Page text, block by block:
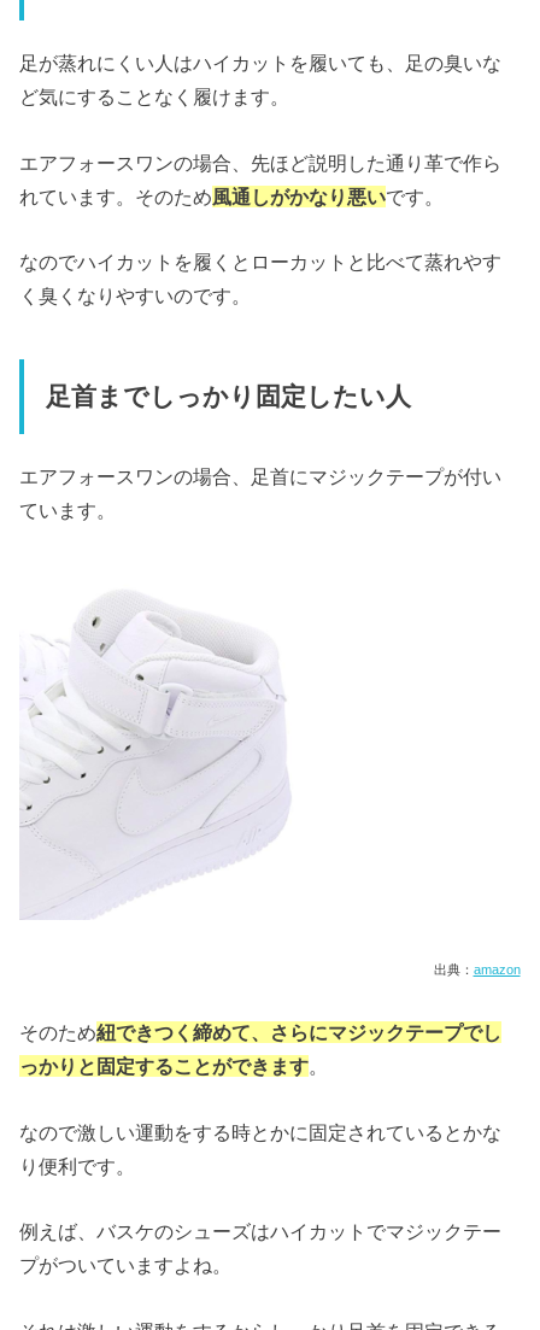
足が蒸れにくい人はハイカットを履いても、足の臭いな
ど気にすることなく履けます。
エアフォースワンの場合、先ほど説明した通り革で作ら
れています。そのため風通しがかなり悪いです。
なのでハイカットを履くとローカットと比べて蒸れやす
く臭くなりやすいのです。
足首までしっかり固定したい人
エアフォースワンの場合、足首にマジックテープが付い
ています。
出典： amazon
そのため紐できつく締めて、さらにマジックテープでし
っかりと固定することができます。
なので激しい運動をする時とかに固定されているとかな
り便利です。
例えば、バスケのシューズはハイカットでマジックテー
プがついていますよね。